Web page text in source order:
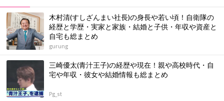
木村清(すしざんまい社長)の身長や若い頃！自衛隊の
経歴と学歴・実家と家族・結婚と子供・年収や資産と
自宅も総まとめ
gurung
三崎優太(青汁王子)の経歴や現在！親や高校時代・自
宅や年収・彼女や結婚情報も総まとめ
Pg_st